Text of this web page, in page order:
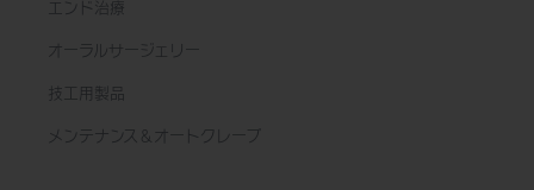
エンド治療
オーラルサージェリー
技工用製品
メンテナンス＆オートクレーブ